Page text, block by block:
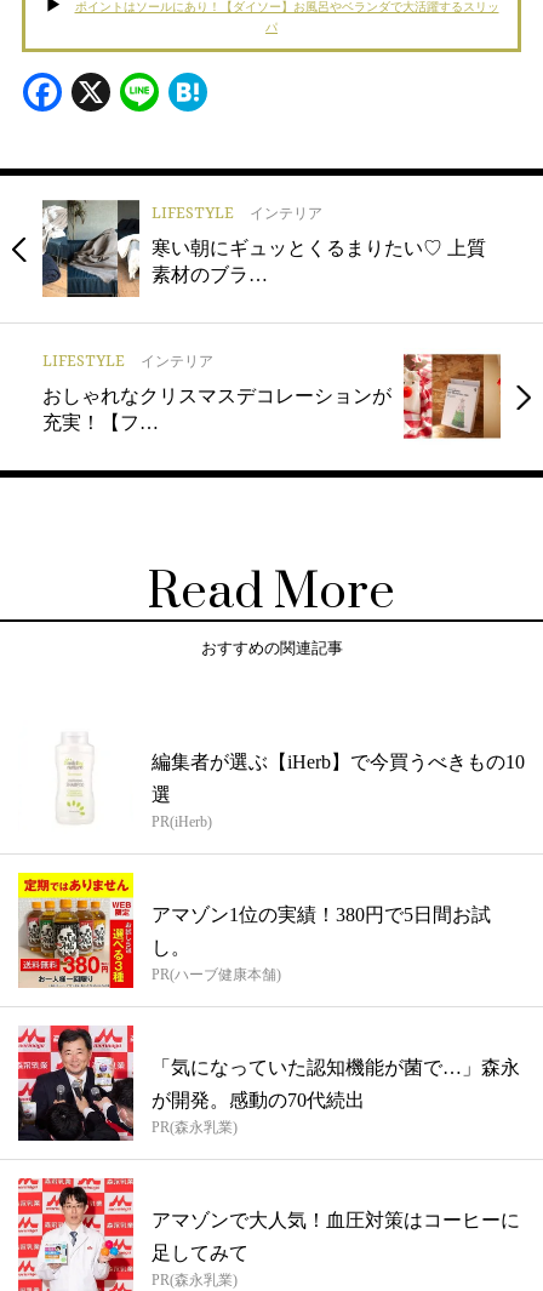
ポイントはソールにあり！【ダイソー】お風呂やベランダで大活躍するスリッ
パ
Facebook
X Line
LIFESTYLE インテリア
寒い朝にギュッとくるまりたい♡ 上質
素材のブラ…
LIFESTYLE インテリア
おしゃれなクリスマスデコレーションが
充実！【フ…
Read More
おすすめの関連記事
編集者が選ぶ【iHerb】で今買うべきもの10
選
PR(iHerb)
アマゾン1位の実績！380円で5日間お試
し。
PR(ハーブ健康本舗)
「気になっていた認知機能が菌で…」森永
が開発。感動の70代続出
PR(森永乳業)
アマゾンで大人気！血圧対策はコーヒーに
足してみて
PR(森永乳業)